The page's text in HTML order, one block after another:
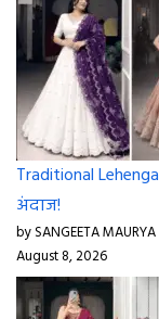
Traditional
अंदाज!
by SANGEETA MAURYA
August 8, 2026